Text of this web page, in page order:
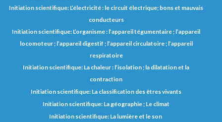
Initiation scientifique: L’électricité : le circuit électrique; bons et mauvais
conducteurs
Initiation scientifique: L’organisme : l’appareil tégumentaire ; l’appareil
locomoteur ; l’appareil digestif ; l’appareil circulatoire ; l’appareil
respiratoire
Initiation scientifique: La chaleur : l’isolation ; la dilatation et la
contraction
Initiation scientifique: La classification des êtres vivants
Initiation scientifique: La géographie ; Le climat
Initiation scientifique: La lumière et le son